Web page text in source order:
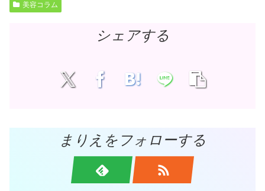
美容コラム
シェアする
まりえをフォローする